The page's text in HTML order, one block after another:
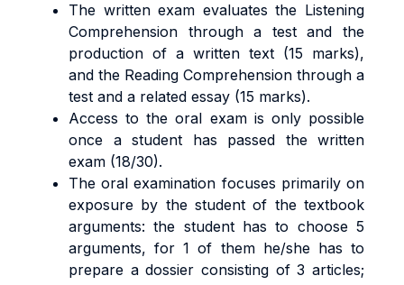
The written exam evaluates the Listening
Comprehension through a test and the
production of a written text (15 marks),
and the Reading Comprehension through a
test and a related essay (15 marks).
Access to the oral exam is only possible
once a student has passed the written
exam (18/30).
The oral examination focuses primarily on
exposure by the student of the textbook
arguments: the student has to choose 5
arguments, for 1 of them he/she has to
prepare a dossier consisting of 3 articles;